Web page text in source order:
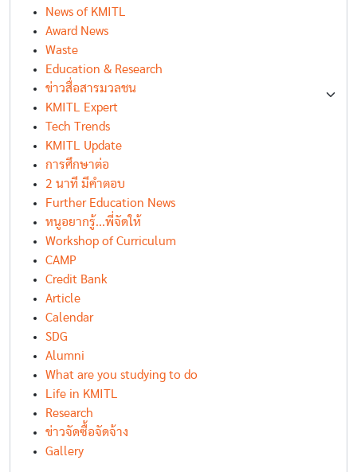
News of KMITL
Award News
Waste
Education & Research
ข่าวสื่อสารมวลชน
KMITL Expert
Tech Trends
KMITL Update
การศึกษาต่อ
2 นาที มีคำตอบ
Further Education News
หนูอยากรู้...พี่จัดให้
Workshop of Curriculum
CAMP
Credit Bank
Article
Calendar
SDG
Alumni
What are you studying to do
Life in KMITL
Research
ข่าวจัดซื้อจัดจ้าง
Gallery